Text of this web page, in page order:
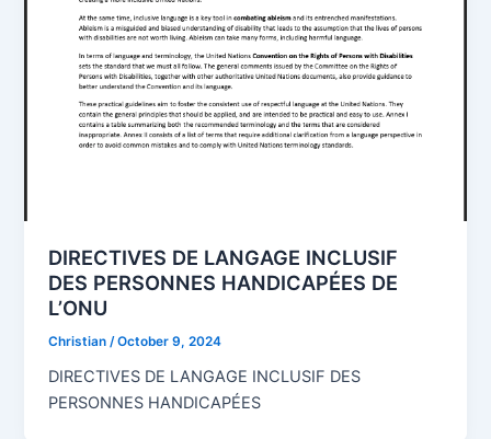
DIRECTIVES DE LANGAGE INCLUSIF
DES PERSONNES HANDICAPÉES DE
L’ONU
Christian /October 9, 2024
DIRECTIVES DE LANGAGE INCLUSIF DES
PERSONNES HANDICAPÉES